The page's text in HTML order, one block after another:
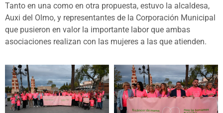
Tanto en una como en otra propuesta, estuvo la alcaldesa,
Auxi del Olmo, y representantes de la Corporación Municipal
que pusieron en valor la importante labor que ambas
asociaciones realizan con las mujeres a las que atienden.